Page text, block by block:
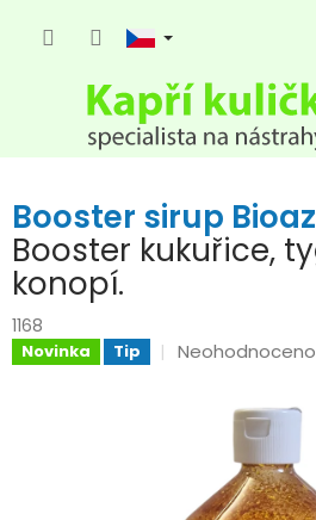
Booster sirup
Booster kukuřice,
konopí.
1168
Novinka Tip
Průměrné
produktu
Neohodnoceno